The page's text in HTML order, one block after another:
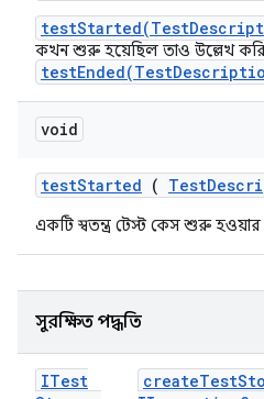
কখন শুরু হয়েছিল তাও উল্লেখ
void
testStarted ( Test
একটি স্বতন্ত্র টেস্ট কেস শুরু হওয়ার
সুরক্ষিত পদ্ধতি
ITest
createTest